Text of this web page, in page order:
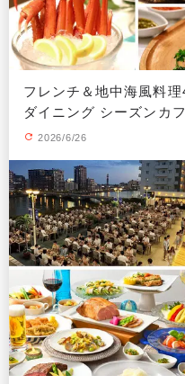
フレンチ＆地中海風料
ダイニング シーズンカ
タ」開催
2026/6/26